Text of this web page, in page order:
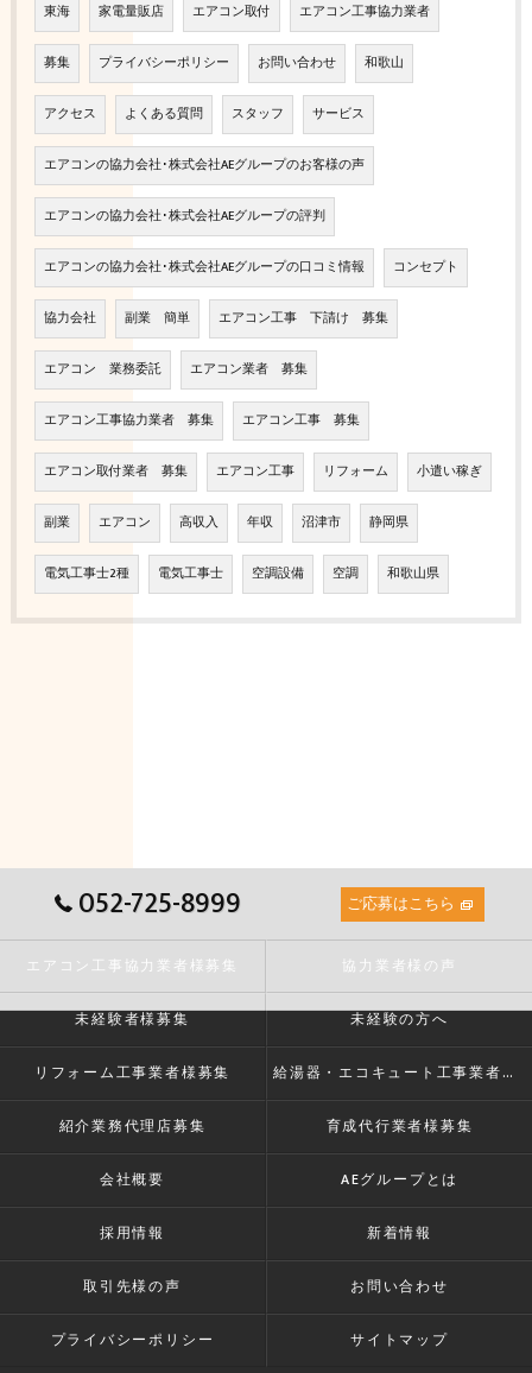
東海 家電量販店 エアコン取付 エアコン工事協力業者
募集 プライバシーポリシー お問い合わせ 和歌山
アクセス よくある質問 スタッフ サービス
エアコンの協力会社･株式会社AEグループのお客様の声
エアコンの協力会社･株式会社AEグループの評判
エアコンの協力会社･株式会社AEグループの口コミ情報 コンセプト
協力会社 副業 簡単 エアコン工事 下請け 募集
エアコン 業務委託 エアコン業者 募集
エアコン工事協力業者 募集 エアコン工事 募集
エアコン取付業者 募集 エアコン工事 リフォーム 小遣い稼ぎ
副業 エアコン 高収入 年収 沼津市 静岡県
電気工事士2種 電気工事士 空調設備 空調 和歌山県
052-725-8999 ご応募はこちら
エアコン工事協力業者様募集 協力業者様の声
未経験者様募集 未経験の方へ
リフォーム工事業者様募集 給湯器・エコキュート工事業者様募集
紹介業務代理店募集 育成代行業者様募集
会社概要 AEグループとは
採用情報 新着情報
取引先様の声 お問い合わせ
プライバシーポリシー サイトマップ